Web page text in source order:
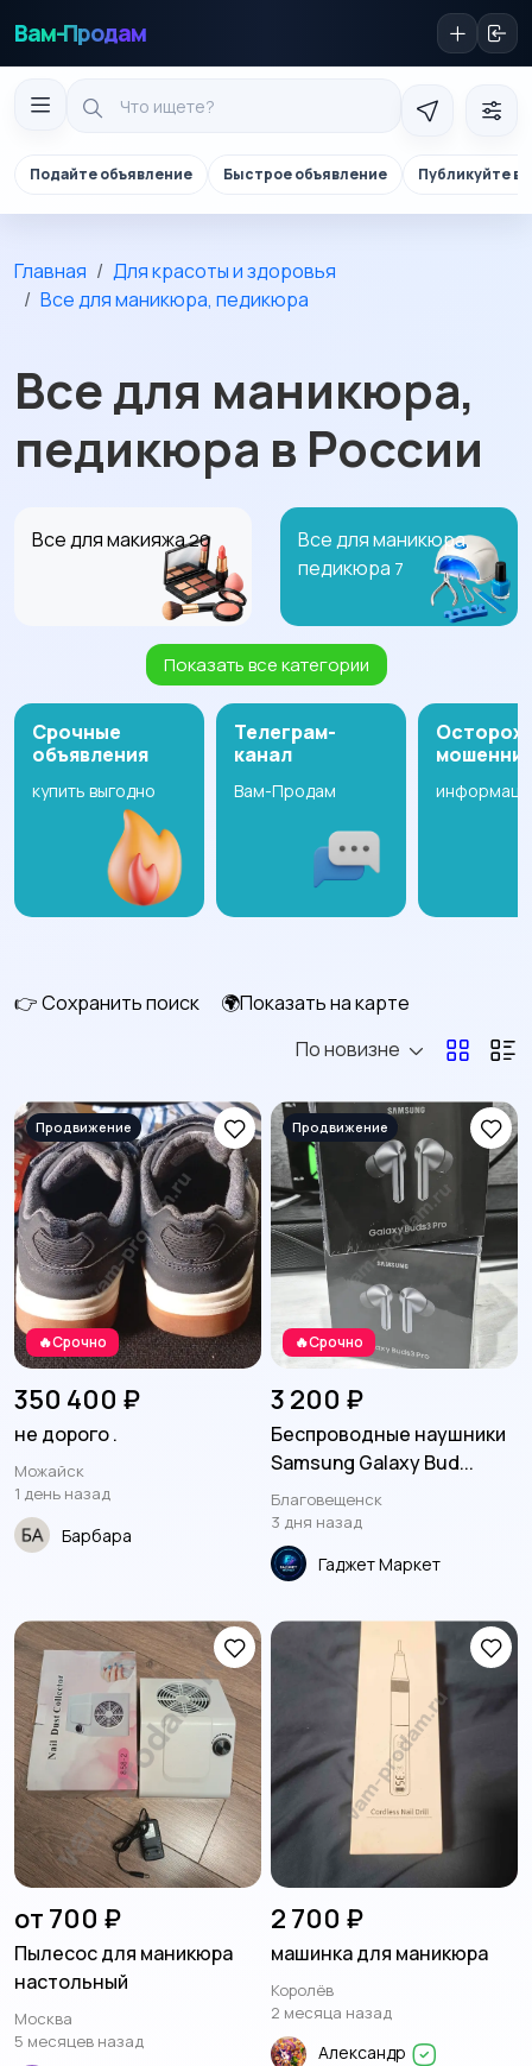
Вам-Продам
Подайте объявление Быстрое объявление Публикуйте в
Главная
Для красоты и здоровья
Все для маникюра, педикюра
Все для маникюра,
педикюра в России
Все для макияжа20
Все для маникюра,
педикюра 7
Товары для здоровья
161
Крема, гели, уход за
кожей36
Мыло, пасты, товары
для гигиены20
за волосами
загара1
Показать все категории
Срочные
объявления
купить выгодно
Телеграм-
канал
Вам-Продам
👉 Сохранить поиск
🌍Показать на карте
По новизне
🔥Срочно
350 400 ₽
не дорого .
Можайск
1 день назад
Барбара
🔥Срочно
3 200 ₽
Беспроводные наушники
Samsung Galaxy Bud...
Благовещенск
3 дня назад
Гаджет Маркет
от 700 ₽
Пылесос для маникюра
настольный
Москва
5 месяцев назад
2 700 ₽
машинка для маникюра
Королёв
2 месяца назад
Александр